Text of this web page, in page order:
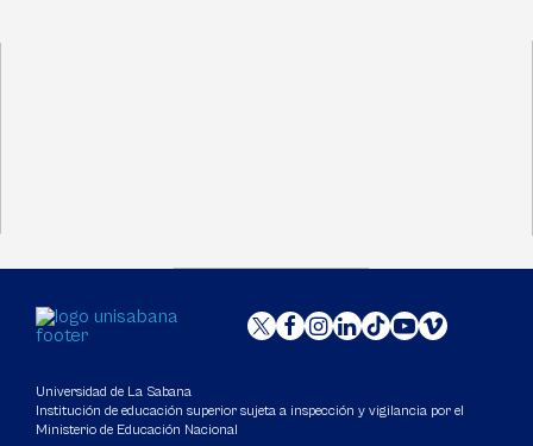
Universidad de La Sabana
Institución de educación superior sujeta a inspección y vigilancia por el
Ministerio de Educación Nacional